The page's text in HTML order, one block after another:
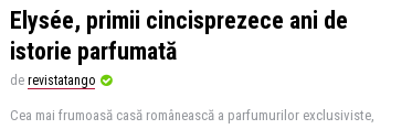
Elysée, primii cincisprezece ani de
istorie parfumată
de revistatango
Cea mai frumoasă casă românească a parfumurilor exclusiviste,